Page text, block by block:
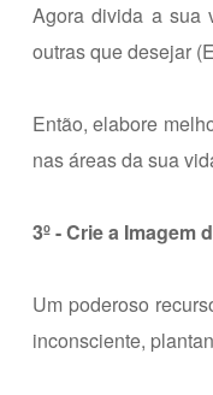
Agora divida a sua
outras que desejar
Então, elabore
nas áreas da sua
3º - Crie a Imagem
Um poderoso
inconsciente,